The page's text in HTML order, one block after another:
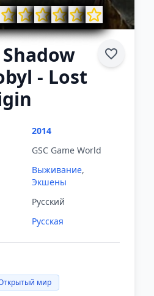
- Lost
2014
GSC Game World
Выживание,
Экшены
Русский
Русская
мир